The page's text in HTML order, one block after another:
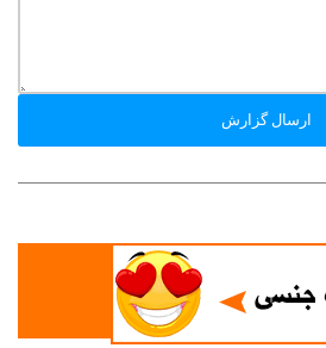
ارسال گزارش